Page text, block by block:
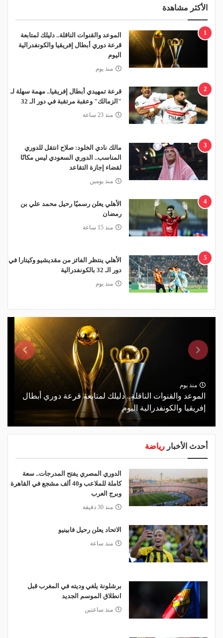
الأكثر مشاهدة
1
الموعد والقنوات الناقلة.. دليلك لمتابعة
قرعة دوري أبطال إفريقيا والكونفدرالية
اليوم
منذ يوم
2
قرعة تمهيدي أبطال إفريقيا.. مهمة سهلة لـ
"الزمالك" وعقبة مرتقبة في دور الـ 32
منذ 23 ساعة
3
مالك نادي الخلود: صلاح انتقل للدوري
المناسب.. الدوري السعودي ليس مكانًا
لقضاء إجازة التقاعد
منذ يومين
4
الأهلي يعلن رسميًا رحيل محمد علي بن
رمضان
منذ 15 ساعة
5
الأهلي ينتظر الفائز من مقديشيو وكيتارا في
دور الـ 32 بالكونفدرالية
منذ يوم
منذ يوم
الموعد والقنوات الناقلة.. دليلك لمتابعة قرعة دوري أبطال
إفريقيا والكونفدرالية اليوم
أحدث الأخبار رياضة
الدوري المصري يفتح المدرجات.. سعة
كاملة للملاعب و40 ألف مشجع في القاهرة
وبرج العرب
منذ 30 دقيقة
الاتحاد يعلن رحيل فابينيو
منذ ساعة
برشلونة يلغي وديته في المغرب قبل
انطلاق الموسم الجديد
منذ ساعتين